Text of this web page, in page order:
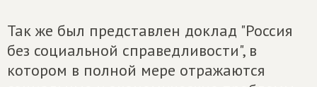
Так же был представлен доклад "Россия
без социальной справедливости", в
котором в полной мере отражаются